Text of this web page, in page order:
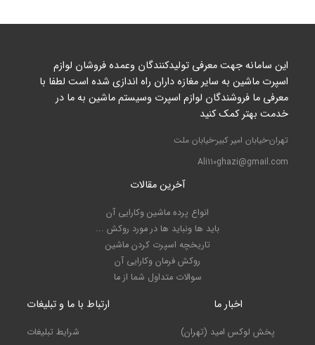
این سامانه جهت معرفی تولیدکنندگان وعمده فروشان لوازم
اسپرت ماشین به سایر مغازه داران راه اندازی شده است لطفا با
معرفی ما فروشندگان لوازم اسپرت وسیستم ماشین به ما در
خدمت بهتر کمک کنید
تهران-خیابان امیر کبیر-خیابان ملت
Ali110ghazi@gmail.com
آخرین مقالات
انواع پرده ماشین وکارایی آن
باید ها ونباید ها در مورد روکش ...
تاریخچه اسپرت کردن ماشین
روکش فرمان وکارایی آن
سوالات متداول شما از ما
اخبار ما
پخش لوکس امید (تهران)
ارتباط با ما و تبلیغات
شرایط تبلیغات